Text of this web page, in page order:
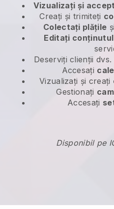
Vizualizați și
Creați și trimiteți
Colectați plățile și
Editați conținutul
Deserviți clienții
Accesați
Vizualizați și creați
Gestionați
Accesați
Disponibil pe